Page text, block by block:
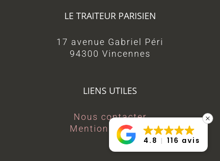
LE TRAITEUR PARISIEN
17 avenue Gabriel Péri
94300 Vincennes
LIENS UTILES
Nous contacter
Mentions légales
4.8 116 avis